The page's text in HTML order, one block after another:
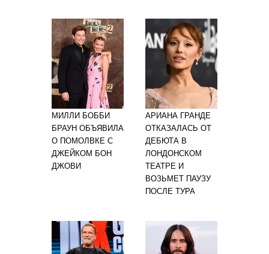
МИЛЛИ БОББИ
БРАУН ОБЪЯВИЛА
О ПОМОЛВКЕ С
ДЖЕЙКОМ БОН
ДЖОВИ
АРИАНА ГРАНДЕ
ОТКАЗАЛАСЬ ОТ
ДЕБЮТА В
ЛОНДОНСКОМ
ТЕАТРЕ И
ВОЗЬМЕТ ПАУЗУ
ПОСЛЕ ТУРА